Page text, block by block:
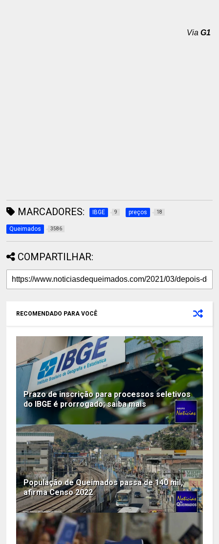
Via G1
MARCADORES: IBGE 9 preços 18
Queimados 3586
COMPARTILHAR:
RECOMENDADO PARA VOCÊ
Prazo de inscrição para processos seletivos
do IBGE é prorrogado; saiba mais
População de Queimados passa de 140 mil,
afirma Censo 2022